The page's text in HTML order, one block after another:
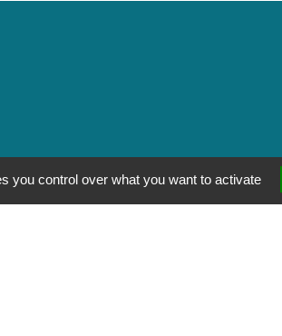
you control over what you want to activate